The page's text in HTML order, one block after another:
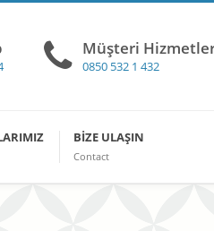
Müşteri
0850 532 1 432
BIZE ULAŞIN
Contact